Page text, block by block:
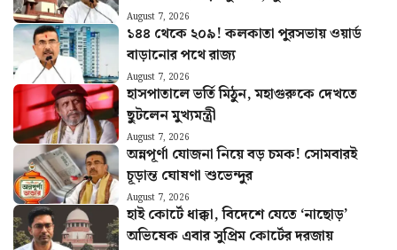
কর্মীরা
August 7, 2026
১৪৪ থেকে ২০৯! কলকাতা পুরসভায় ওয়ার্ড
বাড়ানোর পথে রাজ্য
August 7, 2026
হাসপাতালে ভর্তি মিঠুন, মহাগুরুকে দেখতে
ছুটলেন মুখ্যমন্ত্রী
August 7, 2026
অন্নপূর্ণা যোজনা নিয়ে বড় চমক! সোমবারই
চূড়ান্ত ঘোষণা শুভেন্দুর
August 7, 2026
হাই কোর্টে ধাক্কা, বিদেশে যেতে ‘নাছোড়’
অভিষেক এবার সুপ্রিম কোর্টের দরজায়